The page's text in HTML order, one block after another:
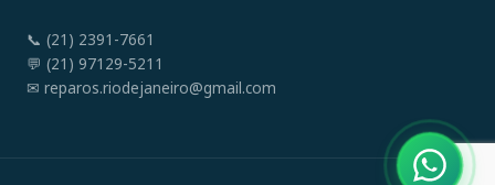
📞 (21) 2391-7661
💬 (21) 97129-5211
✉ reparos.riodejaneiro@gmail.com